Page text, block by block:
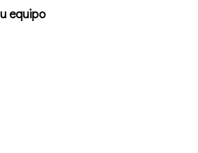
equipo